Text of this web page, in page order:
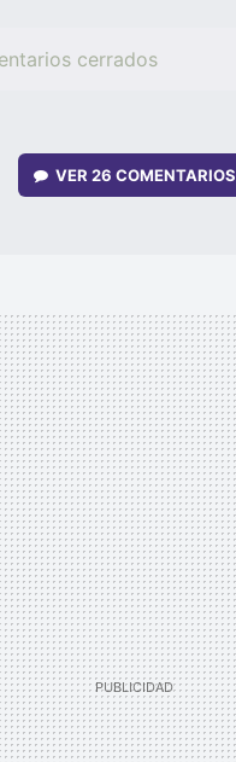
cerrados
VER 26 COMENTARIOS